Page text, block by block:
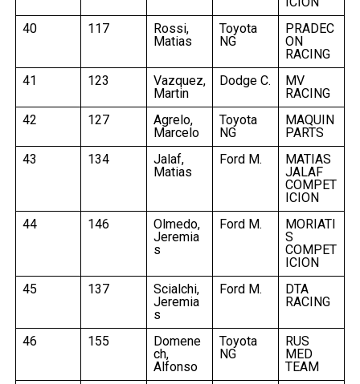
40
117
Rossi,
Matias
Toyota
NG
PRADEC
ON
RACING
41
123
Vazquez,
Martin
Dodge C.
MV
RACING
42
127
Agrelo,
Marcelo
Toyota
NG
MAQUIN
PARTS
43
134
Jalaf,
Matias
Ford M.
MATIAS
JALAF
COMPET
ICION
44
146
Olmedo,
Jeremia
s
Ford M.
MORIATI
S
COMPET
ICION
45
137
Scialchi,
Jeremia
s
Ford M.
DTA
RACING
46 155
Domene
ch,
Alfonso
Toyota
NG
RUS
MED
TEAM